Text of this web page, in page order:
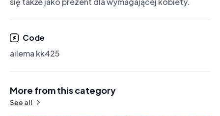
Code
ailema kk425
More from this category
See all